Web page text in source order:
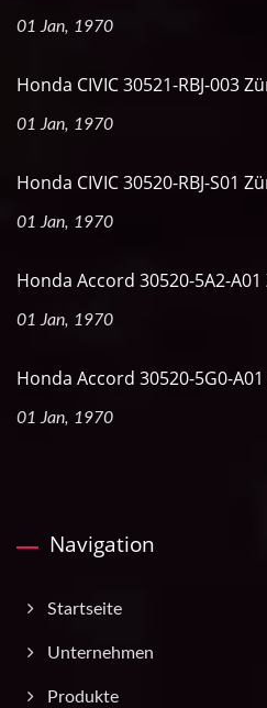
01 Jan, 1970
Honda CIVIC 30521-RBJ-003
01 Jan, 1970
Honda CIVIC 30520-RBJ-S01
01 Jan, 1970
Honda Accord 30520-5A2-
01 Jan, 1970
Honda Accord 30520-5G0-
01 Jan, 1970
Navigation
Startseite
Unternehmen
Produkte